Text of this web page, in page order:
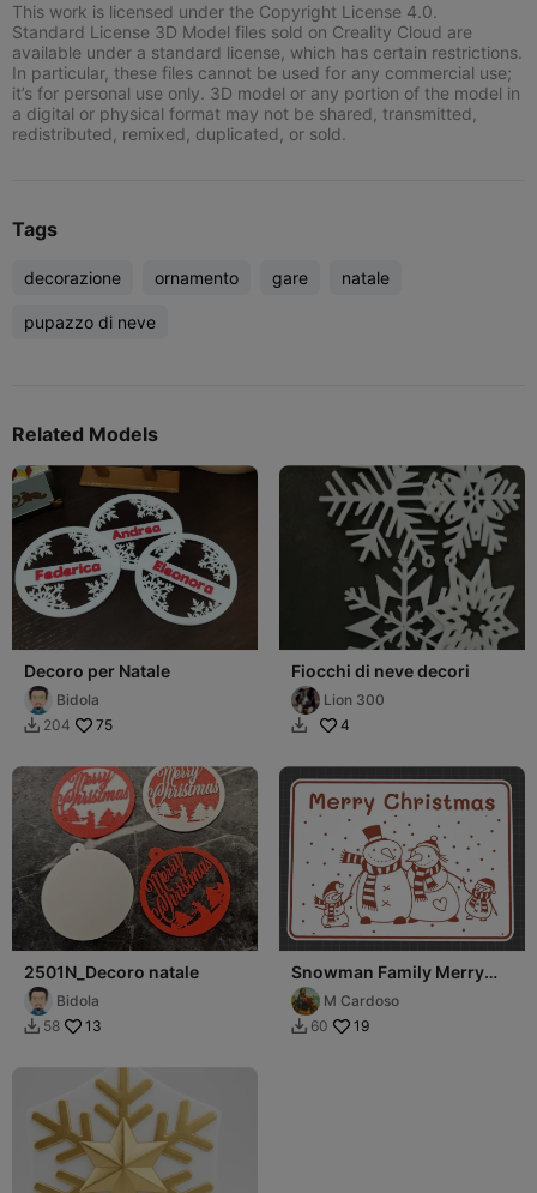
This work is licensed under the Copyright License 4.0.
Standard License 3D Model files sold on Creality Cloud are
available under a standard license, which has certain restrictions.
In particular, these files cannot be used for any commercial use;
it’s for personal use only. 3D model or any portion of the model in
a digital or physical format may not be shared, transmitted,
redistributed, remixed, duplicated, or sold.
Tags
decorazione ornamento gare natale
pupazzo di neve
Related Models
Decoro per Natale
Bidola
 204 75
Fiocchi di neve decori
Lion 300
 4
2501N_Decoro natale
Bidola
 58 13
Snowman Family Merry
Christmas
M Cardoso
 60 19